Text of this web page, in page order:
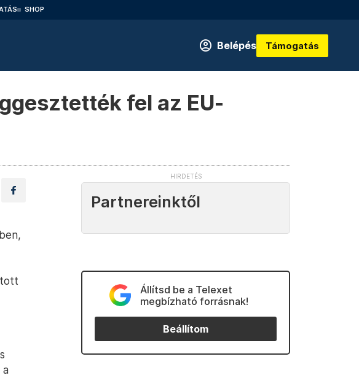
SHOP
Belépés Támogatás
fel az EU-
a
Partnereinktől
Állítsd be a Telexet
megbízható forrásnak!
Beállítom